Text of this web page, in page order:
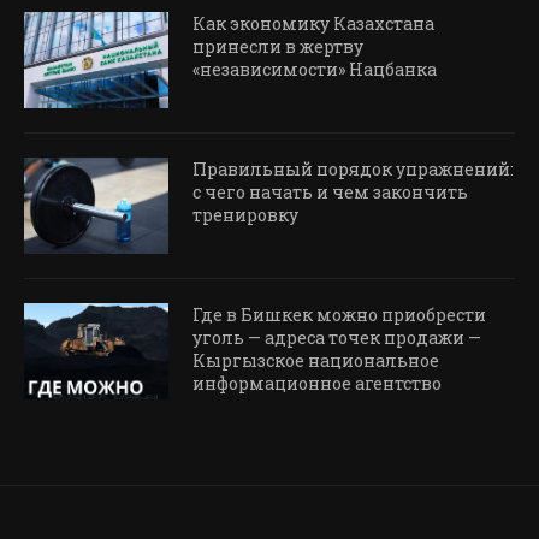
Как экономику Казахстана
принесли в жертву
«независимости» Нацбанка
Правильный порядок упражнений:
с чего начать и чем закончить
тренировку
Где в Бишкек можно приобрести
уголь — адреса точек продажи —
Кыргызское национальное
информационное агентство